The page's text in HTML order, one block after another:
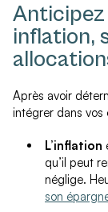
Anticipez
inflation,
Après avoir
intégrer dans vos
L’inflation
qu’il peut
néglige.
son